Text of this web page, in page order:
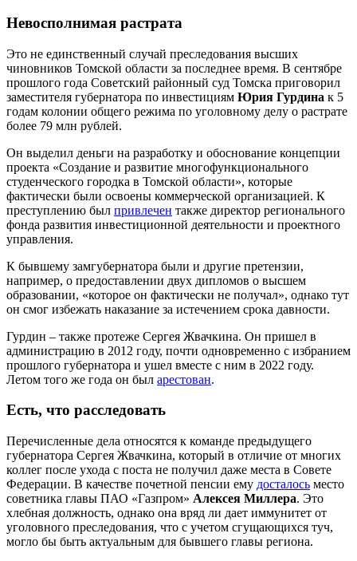
Невосполнимая растрата
Это не единственный случай преследования высших
чиновников Томской области за последнее время. В сентябре
прошлого года Советский районный суд Томска приговорил
заместителя губернатора по инвестициям Юрия Гурдина к 5
годам колонии общего режима по уголовному делу о растрате
более 79 млн рублей.
Он выделил деньги на разработку и обоснование концепции
проекта «Создание и развитие многофункционального
студенческого городка в Томской области», которые
фактически были освоены коммерческой организацией. К
преступлению был привлечен также директор регионального
фонда развития инвестиционной деятельности и проектного
управления.
К бывшему замгубернатора были и другие претензии,
например, о предоставлении двух дипломов о высшем
образовании, «которое он фактически не получал», однако тут
он смог избежать наказание за истечением срока давности.
Гурдин – также протеже Сергея Жвачкина. Он пришел в
администрацию в 2012 году, почти одновременно с избранием
прошлого губернатора и ушел вместе с ним в 2022 году.
Летом того же года он был арестован.
Есть, что расследовать
Перечисленные дела относятся к команде предыдущего
губернатора Сергея Жвачкина, который в отличие от многих
коллег после ухода с поста не получил даже места в Совете
Федерации. В качестве почетной пенсии ему досталось место
советника главы ПАО «Газпром» Алексея Миллера. Это
хлебная должность, однако она вряд ли дает иммунитет от
уголовного преследования, что с учетом сгущающихся туч,
могло бы быть актуальным для бывшего главы региона.